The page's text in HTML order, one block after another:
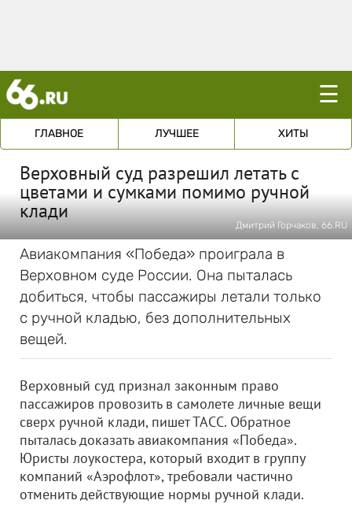
☰
ГЛАВНОЕ ЛУЧШЕЕ ХИТЫ
Верховный суд разрешил летать с
цветами и сумками помимо ручной
клади
Дмитрий Горчаков, 66.RU
Авиакомпания «Победа» проиграла в
Верховном суде России. Она пыталась
добиться, чтобы пассажиры летали только
с ручной кладью, без дополнительных
вещей.
Верховный суд признал законным право
пассажиров провозить в самолете личные вещи
сверх ручной клади, пишет ТАСС. Обратное
пыталась доказать авиакомпания «Победа».
Юристы лоукостера, который входит в группу
компаний «Аэрофлот», требовали частично
отменить действующие нормы ручной клади.